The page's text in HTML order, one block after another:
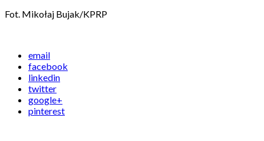
Fot. Mikołaj Bujak/KPRP
email
facebook
linkedin
twitter
google+
pinterest